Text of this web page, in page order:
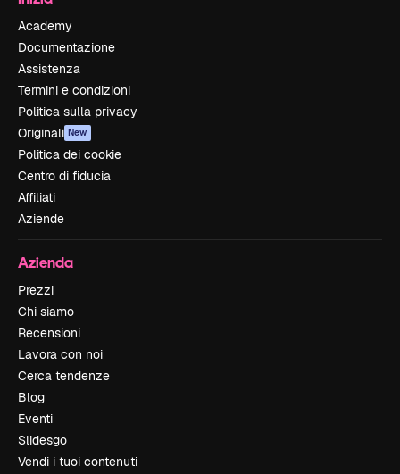
Academy
Documentazione
Assistenza
Termini e condizioni
Politica sulla privacy
Originali New
Politica dei cookie
Centro di fiducia
Affiliati
Aziende
Azienda
Prezzi
Chi siamo
Recensioni
Lavora con noi
Cerca tendenze
Blog
Eventi
Slidesgo
Vendi i tuoi contenuti